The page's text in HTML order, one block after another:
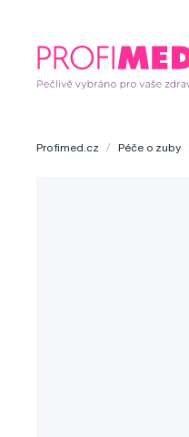
Profimed.cz Péče o zuby